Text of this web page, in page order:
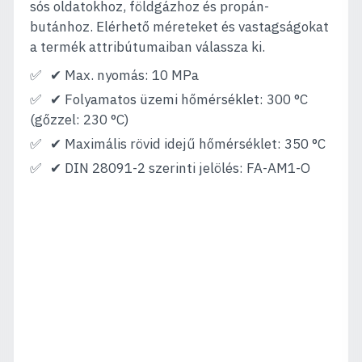
sós oldatokhoz, földgázhoz és propán-
butánhoz. Elérhető méreteket és vastagságokat
a termék attribútumaiban válassza ki.
✔ Max. nyomás: 10 MPa
✔ Folyamatos üzemi hőmérséklet: 300 °C
(gőzzel: 230 °C)
✔ Maximális rövid idejű hőmérséklet: 350 °C
✔ DIN 28091-2 szerinti jelölés: FA-AM1-O